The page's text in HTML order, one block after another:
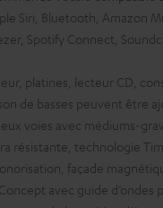
Siri, Bluetooth, Amazon
Spotify Connect,
platines, lecteur CD,
de basses peuvent être
voies avec médiums-
résistante, technologie
façade
avec guide d’ondes